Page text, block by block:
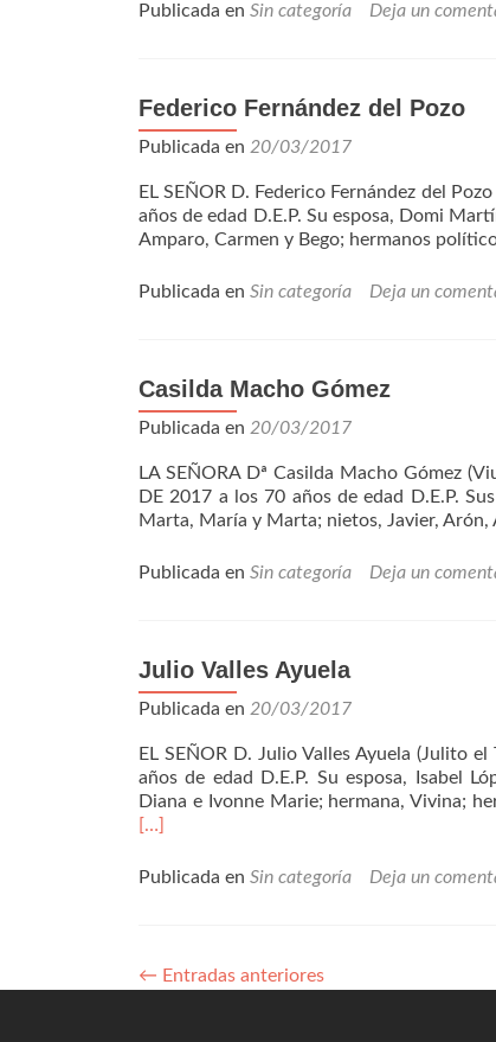
Publicada en Sin categoría Deja un
Federico Fernández del Pozo
Publicada en 20/03/2017
EL SEÑOR D. Federico Fernández del
años de edad D.E.P. Su esposa, Domi
Amparo, Carmen y Bego; hermanos
Publicada en Sin categoría Deja un
Casilda Macho Gómez
Publicada en 20/03/2017
LA SEÑORA Dª Casilda Macho Gómez
DE 2017 a los 70 años de edad D.E.P.
Marta, María y Marta; nietos, Javier, Arón,
Publicada en Sin categoría Deja un
Julio Valles Ayuela
Publicada en 20/03/2017
EL SEÑOR D. Julio Valles Ayuela (Julito
años de edad D.E.P. Su esposa, Isabel
Diana e Ivonne Marie; hermana, Vivina;
[…]
Publicada en Sin categoría Deja un
← Entradas anteriores